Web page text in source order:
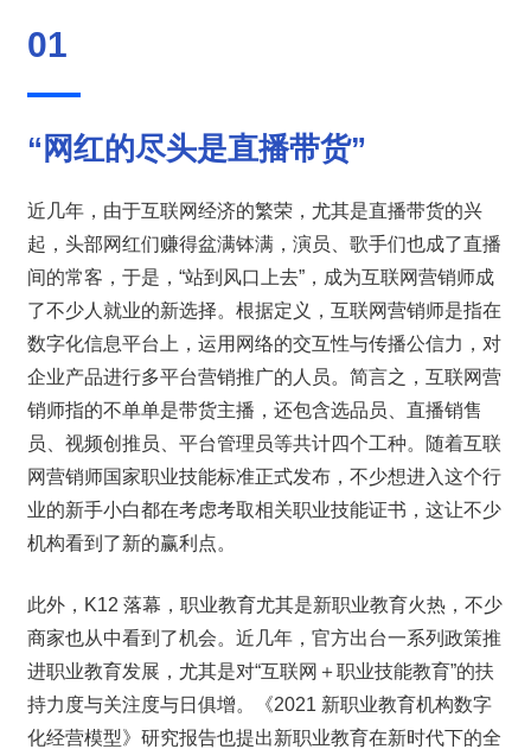
01
“网红的尽头是直播带货”
近几年，由于互联网经济的繁荣，尤其是直播带货的兴
起，头部网红们赚得盆满钵满，演员、歌手们也成了直播
间的常客，于是，“站到风口上去”，成为互联网营销师成
了不少人就业的新选择。根据定义，互联网营销师是指在
数字化信息平台上，运用网络的交互性与传播公信力，对
企业产品进行多平台营销推广的人员。简言之，互联网营
销师指的不单单是带货主播，还包含选品员、直播销售
员、视频创推员、平台管理员等共计四个工种。随着互联
网营销师国家职业技能标准正式发布，不少想进入这个行
业的新手小白都在考虑考取相关职业技能证书，这让不少
机构看到了新的赢利点。
此外，K12 落幕，职业教育尤其是新职业教育火热，不少
商家也从中看到了机会。近几年，官方出台一系列政策推
进职业教育发展，尤其是对“互联网＋职业技能教育”的扶
持力度与关注度与日俱增。《2021 新职业教育机构数字
化经营模型》研究报告也提出新职业教育在新时代下的全